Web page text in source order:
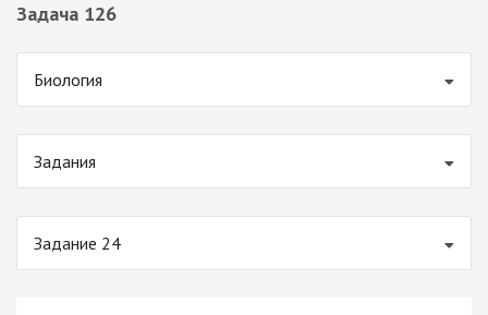
Задача 126
Биология
Задания
Задание 24